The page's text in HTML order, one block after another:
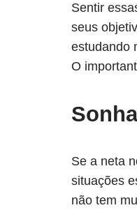
Sentir
seus
estudando
O
Se a neta
situações
não tem